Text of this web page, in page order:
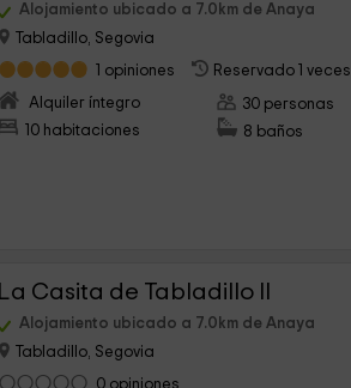
Alojamiento ubicado a 7.0km de Anaya
Tabladillo, Segovia
1 opiniones
Reservado 1 veces
Alquiler íntegro
10 habitaciones
30 personas
8 baños
La Casita de Tabladillo II
Alojamiento ubicado a 7.0km de Anaya
Tabladillo, Segovia
0 opiniones